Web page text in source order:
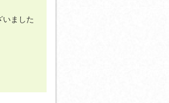
いました